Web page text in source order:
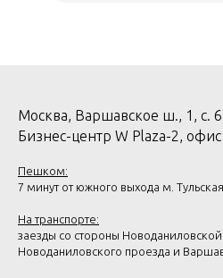
Москва, Варшавское ш., 1, с.
Бизнес-центр W Plaza-2,
Пешком:
7 минут от южного выхода м. Тульская
На транспорте:
заезды со стороны
Новоданиловского проезда и